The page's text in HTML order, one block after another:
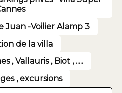
Juan -Voilier Alamp 3
de la villa
, Vallauris , Biot , .....
, excursions